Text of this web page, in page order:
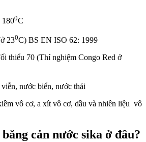
1800C
230C) BS EN ISO 62: 1999
thiểu 70 (Thí nghiệm Congo Red ở
nước biển, nước thải
vô cơ, a xít vô cơ, dầu và nhiên liệu vô
cản nước sika ở đâu?